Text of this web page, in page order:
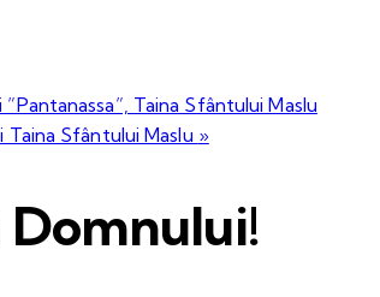
Taina Sfântului Maslu
Sfântului Maslu »
Domnului!